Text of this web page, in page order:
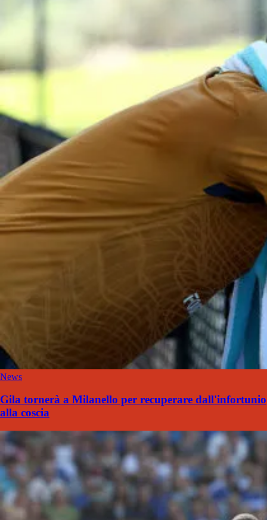
News
Gila tornerà a Milanello per recuperare dall'infortunio
alla coscia